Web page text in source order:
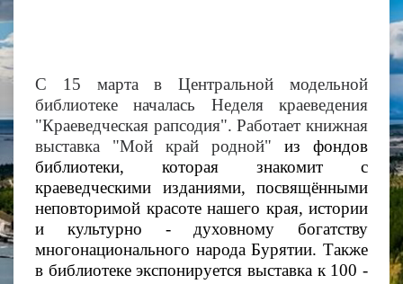
С 15 марта в Центральной модельной
библиотеке началась Неделя краеведения
"Краеведческая рапсодия". Работает книжная
выставка "Мой край родной" из фондов
библиотеки, которая знакомит
с
краеведческими изданиями, посвящёнными
неповторимой красоте нашего края, истории
и культурно - духовному богатству
многонационального народа Бурятии. Также
в библиотеке экспонируется выставка к 100 -